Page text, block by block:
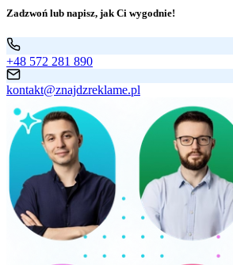
Zadzwoń lub napisz, jak Ci wygodnie!
+48 572 281 890
kontakt@znajdzreklame.pl